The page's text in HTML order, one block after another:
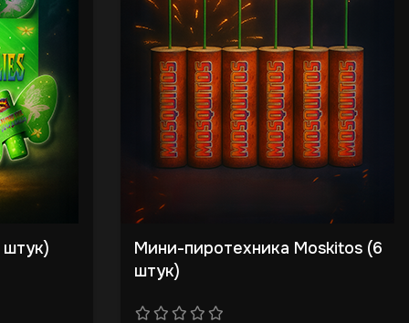
Мини-пиротехника Moskitos (6
штук)